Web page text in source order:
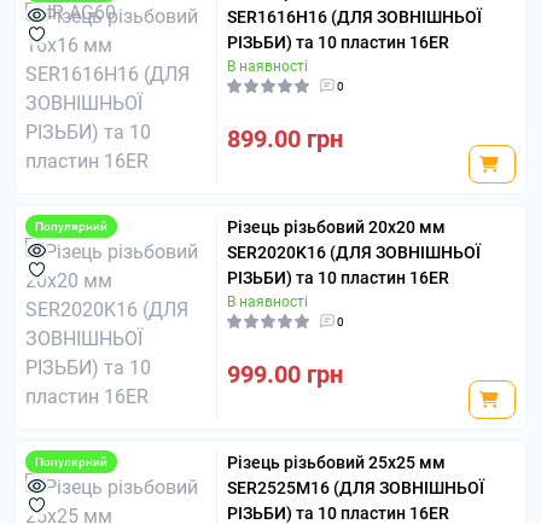
SER1616H16 (ДЛЯ ЗОВНІШНЬОЇ
РІЗЬБИ) та 10 пластин 16ER
В наявності
0
899.00 грн
Популярний
Різець різьбовий 20х20 мм
SER2020K16 (ДЛЯ ЗОВНІШНЬОЇ
РІЗЬБИ) та 10 пластин 16ER
В наявності
0
999.00 грн
Популярний
Різець різьбовий 25х25 мм
SER2525M16 (ДЛЯ ЗОВНІШНЬОЇ
РІЗЬБИ) та 10 пластин 16ER